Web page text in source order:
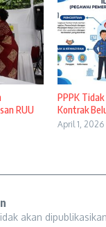
RUU
PPPK
Kontrak
April 1, 2026
akan